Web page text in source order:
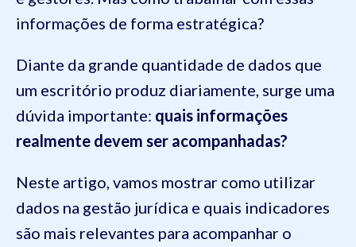
informações de forma estratégica?
Diante da grande quantidade de dados que
um escritório produz diariamente, surge uma
dúvida importante: quais informações
realmente devem ser acompanhadas?
Neste artigo, vamos mostrar como utilizar
dados na gestão jurídica e quais indicadores
são mais relevantes para acompanhar o